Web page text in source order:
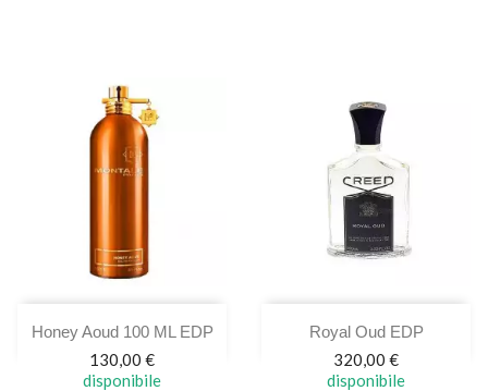
Honey Aoud 100 ML EDP
Prezzo
130,00 €
disponibile
Royal Oud EDP
Prezzo
320,00 €
disponibile